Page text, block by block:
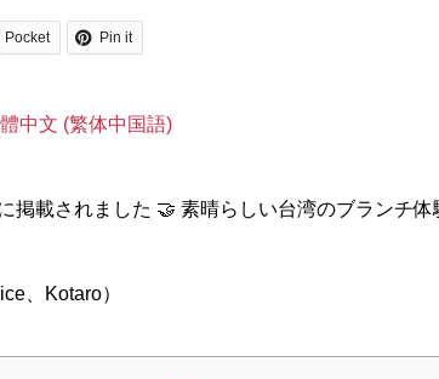
Pocket Pin it
中文 (繁体中国語)
掲載されました 🤝 素晴らしい台湾のブランチ体
、Kotaro）